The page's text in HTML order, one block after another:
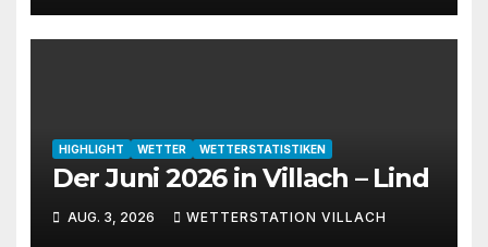
HIGHLIGHT WETTER WETTERSTATISTIKEN
Der Juni 2026 in Villach – Lind
AUG. 3, 2026 WETTERSTATION VILLACH